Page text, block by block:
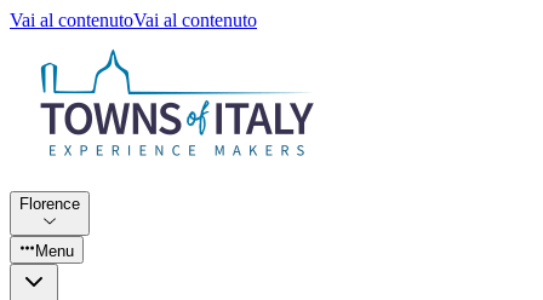
Vai al contenutoVai al contenuto
Florence
Menu